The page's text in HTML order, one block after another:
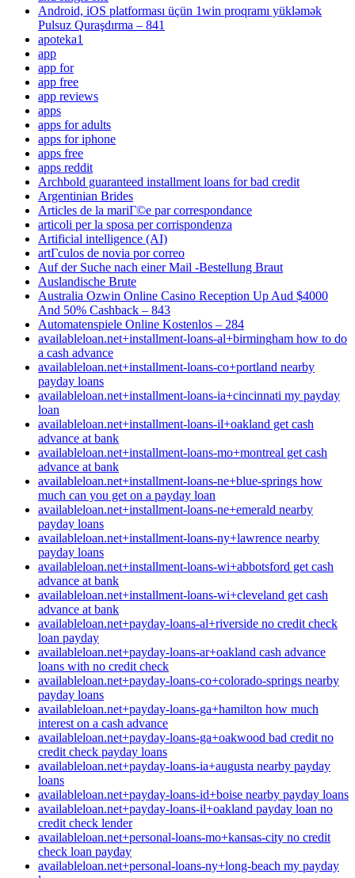
Android, iOS platforması üçün 1win proqramı yükləmək
Pulsuz Quraşdırma – 841
apoteka1
app
app for
app free
app reviews
apps
apps for adults
apps for iphone
apps free
apps reddit
Archbold guaranteed installment loans for bad credit
Argentinian Brides
Articles de la mariГ©e par correspondance
articoli per la sposa per corrispondenza
Artificial intelligence (AI)
artГ­culos de novia por correo
Auf der Suche nach einer Mail -Bestellung Braut
Auslandische Brute
Australia Ozwin Online Casino Reception Up Aud $4000
And 50% Cashback – 843
Automatenspiele Online Kostenlos – 284
availableloan.net+installment-loans-al+birmingham how to do
a cash advance
availableloan.net+installment-loans-co+portland nearby
payday loans
availableloan.net+installment-loans-ia+cincinnati my payday
loan
availableloan.net+installment-loans-il+oakland get cash
advance at bank
availableloan.net+installment-loans-mo+montreal get cash
advance at bank
availableloan.net+installment-loans-ne+blue-springs how
much can you get on a payday loan
availableloan.net+installment-loans-ne+emerald nearby
payday loans
availableloan.net+installment-loans-ny+lawrence nearby
payday loans
availableloan.net+installment-loans-wi+abbotsford get cash
advance at bank
availableloan.net+installment-loans-wi+cleveland get cash
advance at bank
availableloan.net+payday-loans-al+riverside no credit check
loan payday
availableloan.net+payday-loans-ar+oakland cash advance
loans with no credit check
availableloan.net+payday-loans-co+colorado-springs nearby
payday loans
availableloan.net+payday-loans-ga+hamilton how much
interest on a cash advance
availableloan.net+payday-loans-ga+oakwood bad credit no
credit check payday loans
availableloan.net+payday-loans-ia+augusta nearby payday
loans
availableloan.net+payday-loans-id+boise nearby payday loans
availableloan.net+payday-loans-il+oakland payday loan no
credit check lender
availableloan.net+personal-loans-mo+kansas-city no credit
check loan payday
availableloan.net+personal-loans-ny+long-beach my payday